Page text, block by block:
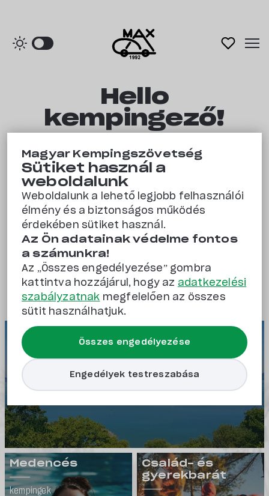
Magyar Kempingszövetség
Sütiket használ a
weboldalunk
Weboldalunk a lehető legjobb felhasználói
élmény és a biztonságos működés
érdekében sütiket használ.
Az Ön adatainak védelme fontos
a számunkra!
Az „Összes engedélyezése” gombra
kattintva hozzájárul, hogy az adatkezelési
szabályzatnak megfelelően az összes
sütit használhatjuk.
Összes engedélyezése
Engedélyek testreszabása
Főoldal
Kempingek
Rólunk
Kapcsolat
Kedvencek
Hello
kempingező!
Itt találod Magyarország
legjobb kempingjeit egy
helyen!
Kempingek
Balatoni
kempingek
Medencés
kempingek
Család- és
gyerekbarát